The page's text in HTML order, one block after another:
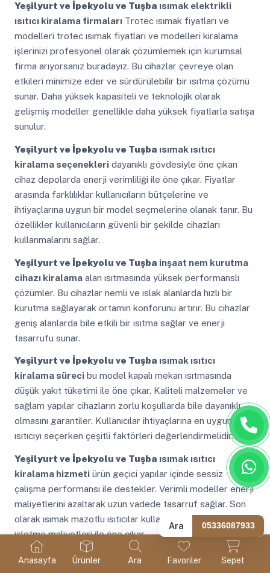
Anasayfa Ürünler Ara Favoriler Sepet
Yeşilyurt ve İpekyolu ve Tuşba ısımak elektrikli
ısıtıcı kiralama firmalarıTrotec ısımak fiyatları ve
modelleri trotec ısımak fiyatları ve modelleri kiralama
işlerinizi profesyonel olarak çözümlemek için kurumsal
firma arıyorsanız buradayız. Bu cihazlar çevreye olan
etkileri minimize eder ve sürdürülebilir bir ısıtma çözümü
sunar. Daha yüksek kapasiteli ve teknolojik olarak
gelişmiş modeller genellikle daha yüksek fiyatlarla satışa
sunulur.
Yeşilyurt ve İpekyolu ve Tuşba ısımak ısıtıcı
kiralama seçenekleridayanıklı gövdesiyle öne çıkan
cihaz depolarda enerji verimliliği ile öne çıkar. Fiyatlar
arasında farklılıklar kullanıcıların bütçelerine ve
ihtiyaçlarına uygun bir model seçmelerine olanak tanır. Bu
özellikler kullanıcıların güvenli bir şekilde cihazları
kullanmalarını sağlar.
Yeşilyurt ve İpekyolu ve Tuşba inşaat nem kurutma
cihazı kiralamaalan ısıtmasında yüksek performanslı
çözümler. Bu cihazlar nemli ve ıslak alanlarda hızlı bir
kurutma sağlayarak ortamın konforunu artırır. Bu cihazlar
geniş alanlarda bile etkili bir ısıtma sağlar ve enerji
tasarrufu sunar.
Yeşilyurt ve İpekyolu ve Tuşba ısımak ısıtıcı
kiralama sürecibu model kapalı mekan ısıtmasında
düşük yakıt tüketimi ile öne çıkar. Kaliteli malzemeler ve
sağlam yapılar cihazların zorlu koşullarda bile dayanıklı
olmasını garantiler. Kullanıcılar ihtiyaçlarına en uygun
ısıtıcıyı seçerken çeşitli faktörleri değerlendirmelidir.
Yeşilyurt ve İpekyolu ve Tuşba ısımak ısıtıcı
kiralama hizmetiürün geçici yapılar içinde sessiz
çalışma performansı ile destekler. Verimli modeller enerji
maliyetlerini azaltarak uzun vadede tasarruf sağlar. Son
olarak ısımak mazotlu ısıtıcılar kullanım kolaylığı ve düşük
işletme maliyetleri ile öne çıkar.
Yeşilyurt ve İpekyolu ve Tuşba
ısımak elektrikli
Ara 05336087933